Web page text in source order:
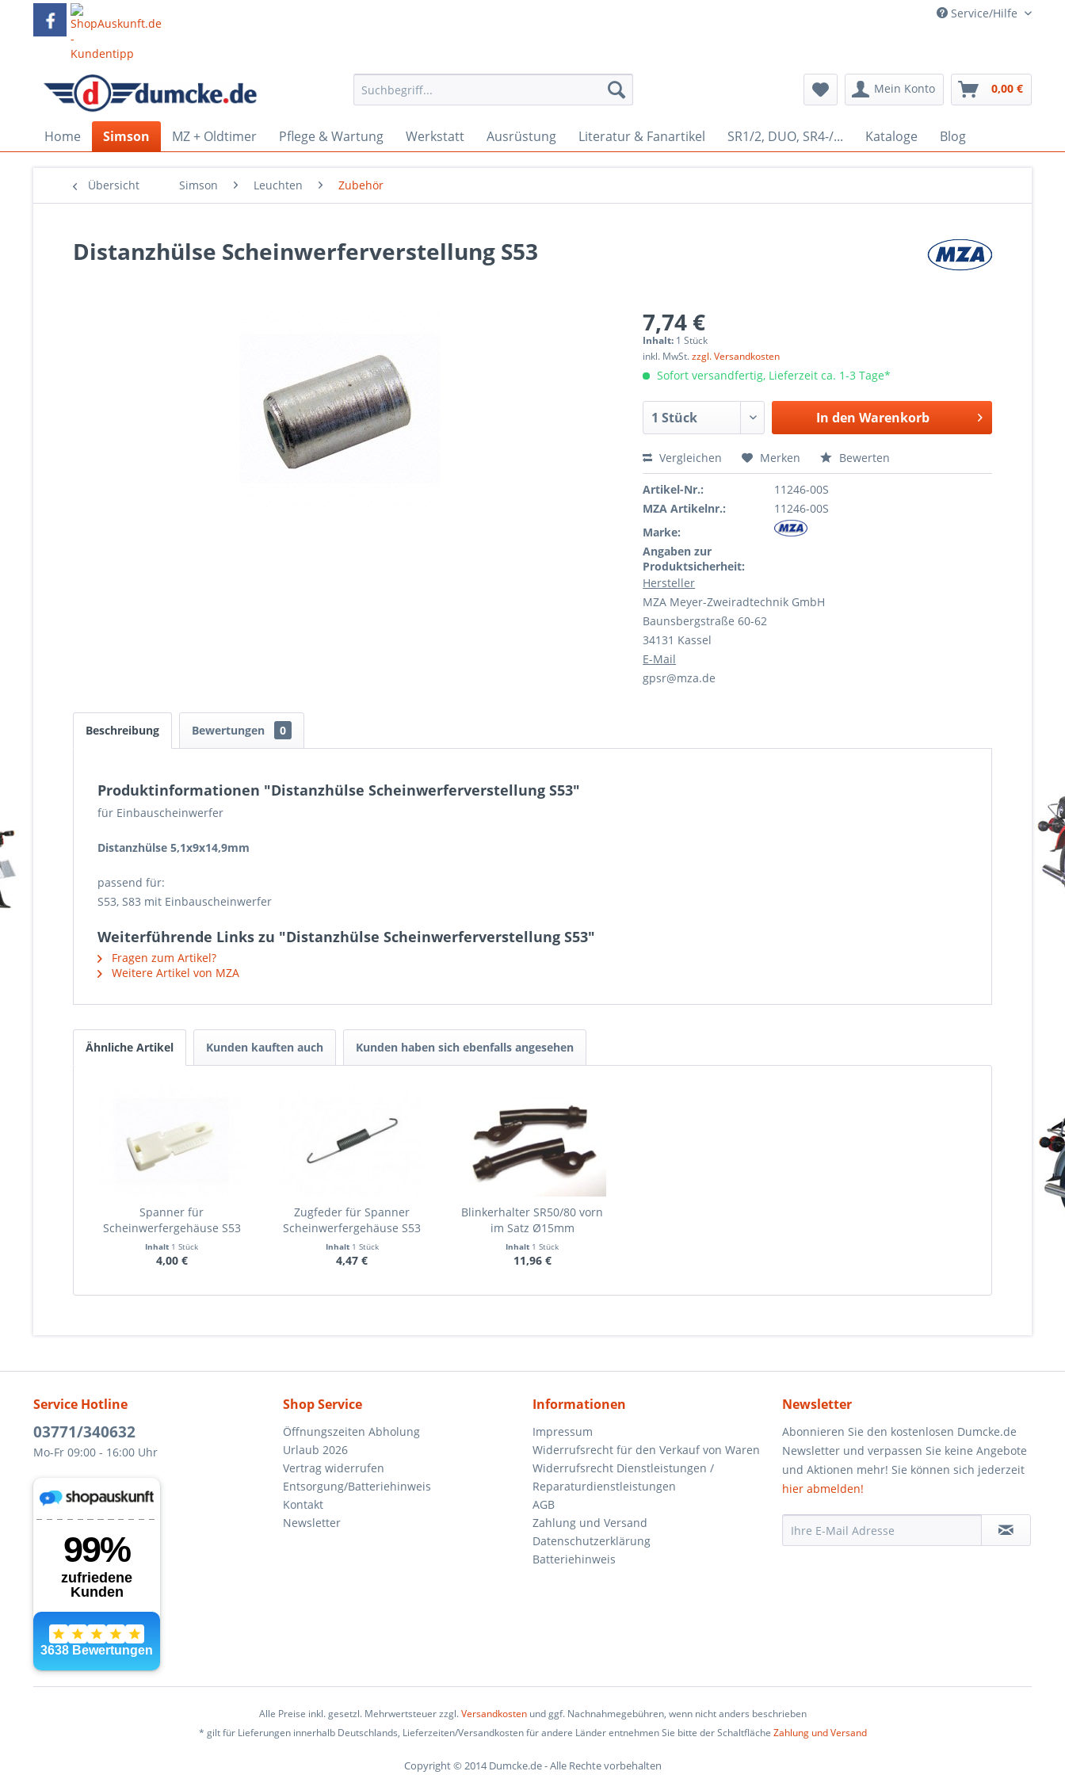
Service/Hilfe
Mein Konto 0,00 €
Home Simson MZ + Oldtimer Pflege & Wartung Werkstatt Ausrüstung Literatur & Fanartikel SR1/2, DUO, SR4-/... Kataloge Blog
Übersicht Simson Leuchten Zubehör
Distanzhülse Scheinwerferverstellung S53
7,74 €
Inhalt: 1 Stück
inkl. MwSt.zzgl. Versandkosten
Sofort versandfertig, Lieferzeit ca. 1-3 Tage*
In den Warenkorb
Vergleichen Merken Bewerten
Artikel-Nr.:
11246-00S
MZA Artikelnr.:
11246-00S
Marke:
Angaben zur
Produktsicherheit:
Hersteller
MZA Meyer-Zweiradtechnik GmbH
Baunsbergstraße 60-62
34131 Kassel
E-Mail
gpsr@mza.de
Beschreibung Bewertungen 0
Produktinformationen "Distanzhülse Scheinwerferverstellung S53"
für Einbauscheinwerfer
Distanzhülse 5,1x9x14,9mm
passend für:
S53, S83 mit Einbauscheinwerfer
Weiterführende Links zu "Distanzhülse Scheinwerferverstellung S53"
Fragen zum Artikel?
Weitere Artikel von MZA
Ähnliche Artikel Kunden kauften auch Kunden haben sich ebenfalls angesehen
Spanner für
Scheinwerfergehäuse S53
Inhalt 1 Stück
4,00 €
Zugfeder für Spanner
Scheinwerfergehäuse S53
Inhalt 1 Stück
4,47 €
Blinkerhalter SR50/80 vorn
im Satz Ø15mm
Inhalt 1 Stück
11,96 €
Service Hotline
03771/340632
Mo-Fr 09:00 - 16:00 Uhr
Shop Service
Öffnungszeiten Abholung
Urlaub 2026
Vertrag widerrufen
Entsorgung/Batteriehinweis
Kontakt
Newsletter
Informationen
Impressum
Widerrufsrecht für den Verkauf von Waren
Widerrufsrecht Dienstleistungen /
Reparaturdienstleistungen
AGB
Zahlung und Versand
Datenschutzerklärung
Batteriehinweis
Newsletter
Abonnieren Sie den kostenlosen Dumcke.de
Newsletter und verpassen Sie keine Angebote
und Aktionen mehr! Sie können sich jederzeit
hier abmelden!
Alle Preise inkl. gesetzl. Mehrwertsteuer zzgl.Versandkostenund ggf. Nachnahmegebühren, wenn nicht anders beschrieben
* gilt für Lieferungen innerhalb Deutschlands, Lieferzeiten/Versandkosten für andere Länder entnehmen Sie bitte der Schaltfläche Zahlung und Versand
Copyright © 2014 Dumcke.de - Alle Rechte vorbehalten